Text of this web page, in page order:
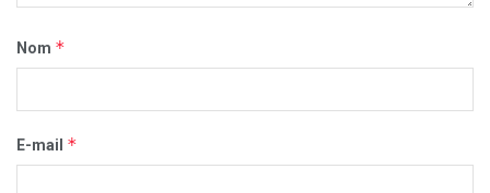
Nom *
E-mail *